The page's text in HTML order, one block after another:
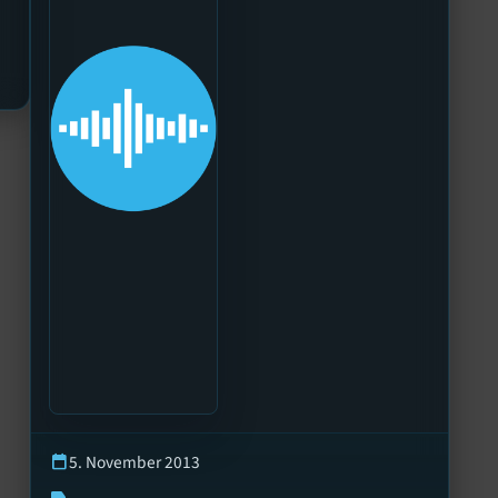
calendar_today5. November 2013